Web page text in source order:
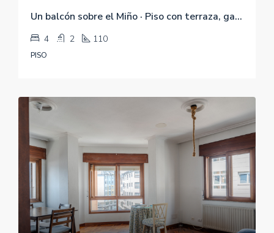
Un balcón sobre el Miño · Piso con terraza, garaje y vistas en Rúa Santiago, Lugo
4 2 110
PISO